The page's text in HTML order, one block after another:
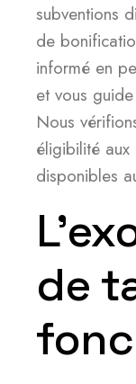
subventions
de
informé en
et vous
Nous
éligibilité
disponibles
de